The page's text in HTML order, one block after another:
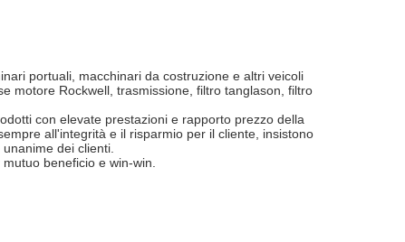
portuali, macchinari da costruzione e altri veicoli
motore Rockwell, trasmissione, filtro tanglason, filtro
con elevate prestazioni e rapporto prezzo della
all'integrità e il risparmio per il cliente, insistono
dei clienti.
beneficio e win-win.